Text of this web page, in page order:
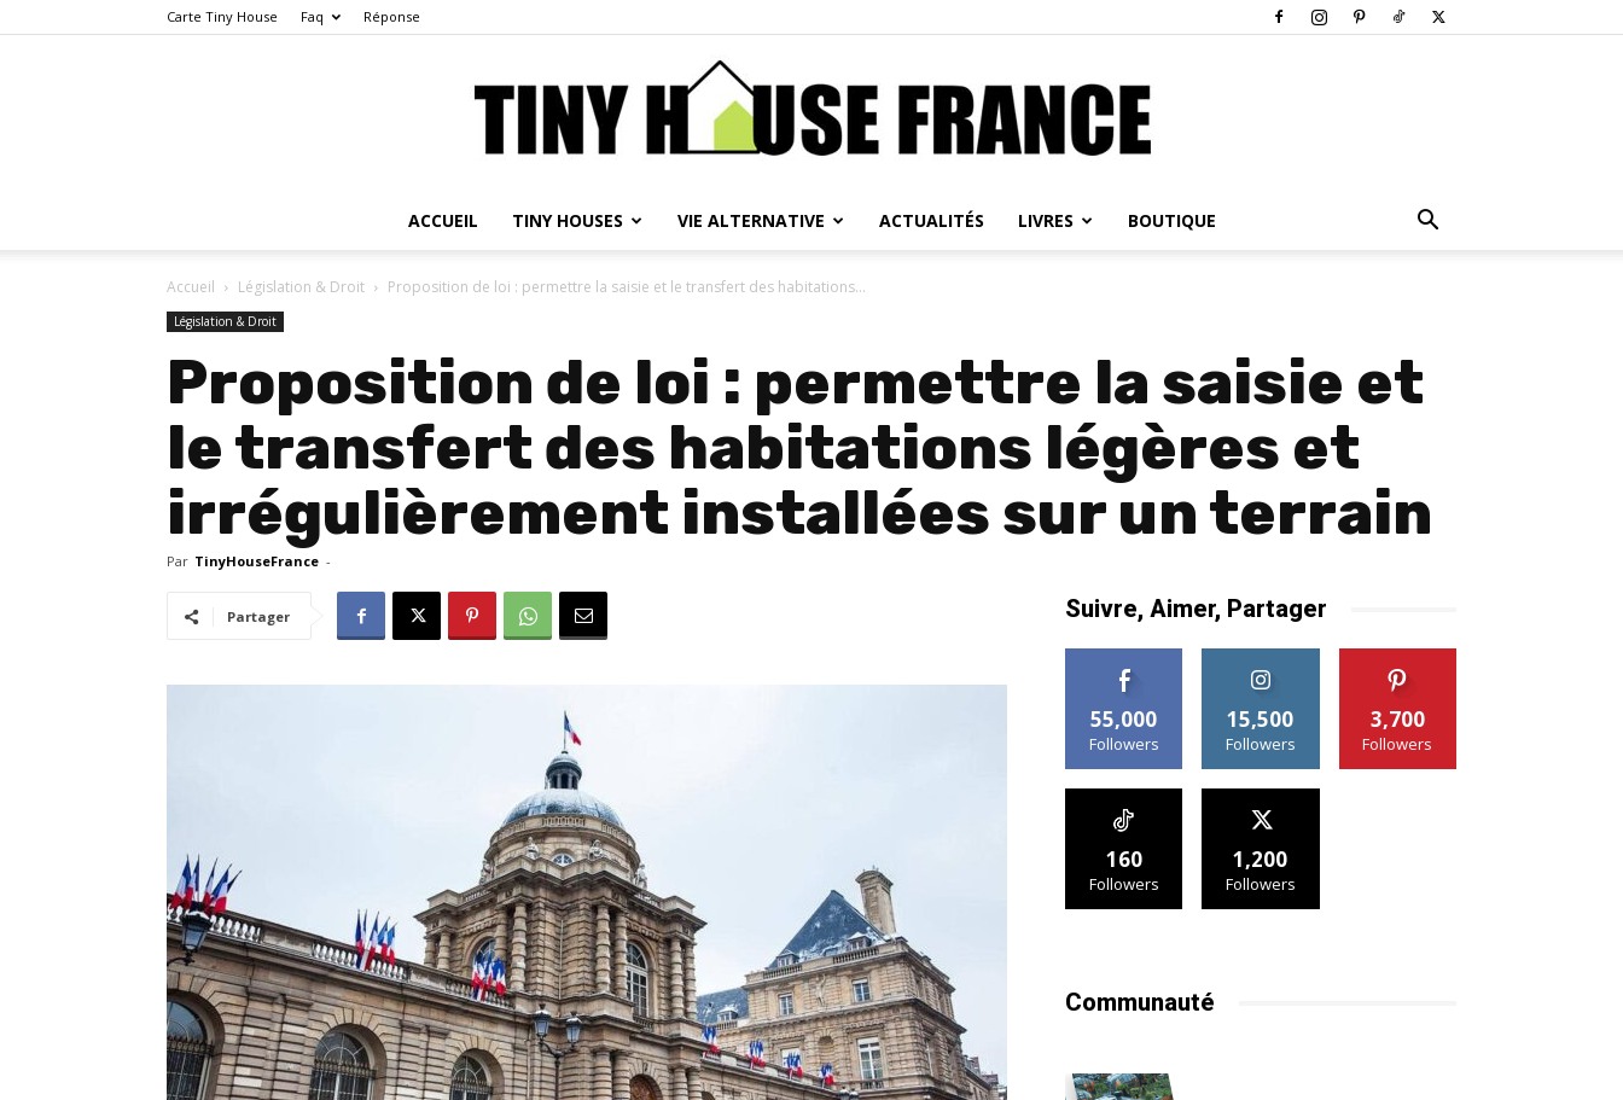
Carte Tiny House Faq Réponse
House
ACCUEIL TINY HOUSES VIE ALTERNATIVE ACTUALITÉS LIVRES BOUTIQUE
Accueil Législation & Droit Proposition de loi : permettre la saisie et le transfert des habitations...
Législation & Droit
Proposition de loi : permettre la saisie et
le transfert des habitations légères et
irrégulièrement installées sur un terrain
Par TinyHouseFrance -
Partager Suivre, Aimer, Partager
55,000
Followers
15,500
Followers
3,700
Followers
160
Followers
1,200
Followers
Communauté